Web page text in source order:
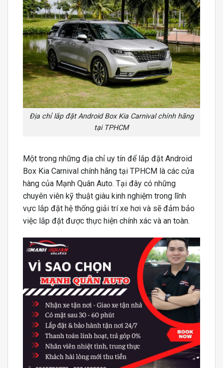
Địa chỉ lắp đặt Android Box Kia Carnival chính hãng
tại TPHCM
Một trong những địa chỉ uy tín để lắp đặt Android
Box Kia Carnival chính hãng tại TPHCM là các cửa
hàng của Mạnh Quân Auto. Tại đây có những
chuyên viên kỹ thuật giàu kinh nghiệm trong lĩnh
vực lắp đặt hệ thống giải trí xe hơi và sẽ đảm bảo
việc lắp đặt được thực hiện chính xác và an toàn.